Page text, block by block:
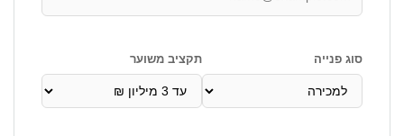
סוג פנייה תקציב משוער